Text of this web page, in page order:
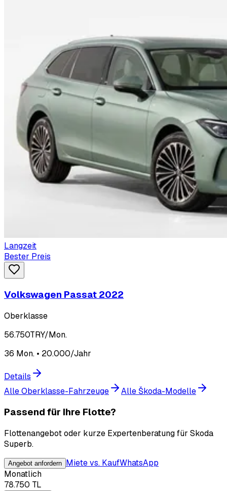
Langzeit
Bester Preis
Volkswagen Passat 2022
Oberklasse
56.750TRY/Mon.
36 Mon. • 20.000/Jahr
Details
Alle Oberklasse-Fahrzeuge
Alle Škoda-Modelle
Passend für Ihre Flotte?
Flottenangebot oder kurze Expertenberatung für Skoda
Superb.
Angebot anfordern Miete vs. KaufWhatsApp
Monatlich
78.750 TL